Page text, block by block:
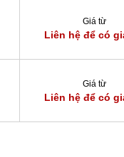
Giá từ
Liên hệ để có
Giá từ
Liên hệ để có